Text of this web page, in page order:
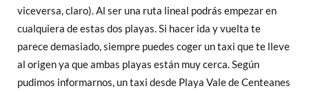
viceversa, claro). Al ser una ruta lineal podrás empezar en
cualquiera de estas dos playas. Si hacer ida y vuelta te
parece demasiado, siempre puedes coger un taxi que te lleve
al origen ya que ambas playas están muy cerca. Según
pudimos informarnos, un taxi desde Playa Vale de Centeanes